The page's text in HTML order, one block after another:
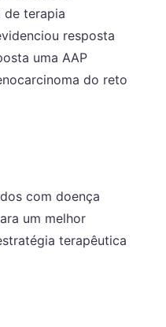
de terapia
resposta
uma AAP
do reto
com doença
um melhor
terapêutica